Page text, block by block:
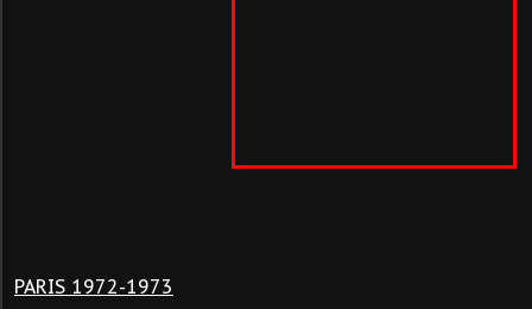
PARIS 1972-1973